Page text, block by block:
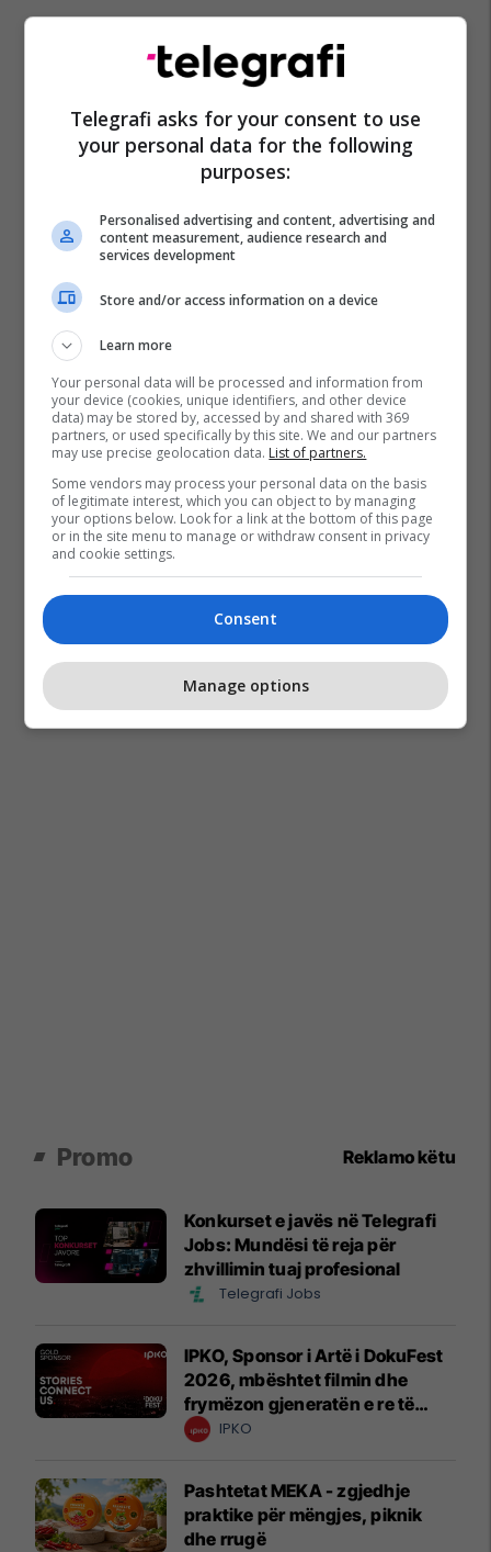
Kourtney Kardashian Qumështi I Gjirit
Promo Reklamo këtu
Konkurset e javës në Telegrafi
Jobs: Mundësi të reja për
zhvillimin tuaj profesional
Telegrafi Jobs
IPKO, Sponsor i Artë i DokuFest
2026, mbështet filmin dhe
frymëzon gjeneratën e re të
krijuesve
IPKO
Pashtetat MEKA - zgjedhje
praktike për mëngjes, piknik
dhe rrugë
Telegrafi asks for your consent to use
your personal data for the following
purposes:
Personalised advertising and content, advertising and
content measurement, audience research and
services development
Store and/or access information on a device
Learn more
Your personal data will be processed and information from
your device (cookies, unique identifiers, and other device
data) may be stored by, accessed by and shared with 369
partners, or used specifically by this site. We and our partners
may use precise geolocation data. List of partners.
Some vendors may process your personal data on the basis
of legitimate interest, which you can object to by managing
your options below. Look for a link at the bottom of this page
or in the site menu to manage or withdraw consent in privacy
and cookie settings.
Consent
Manage options